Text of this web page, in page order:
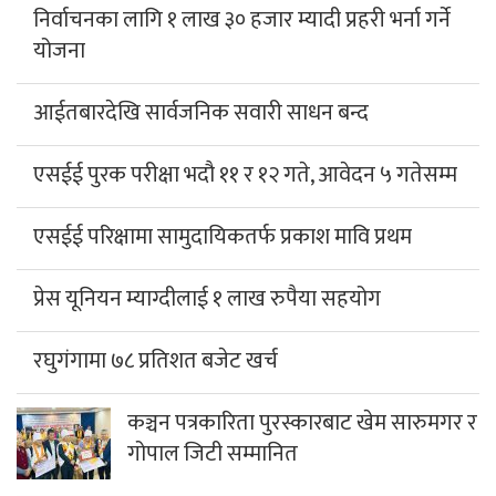
निर्वाचनका लागि १ लाख ३० हजार म्यादी प्रहरी भर्ना गर्ने
योजना
आईतबारदेखि सार्वजनिक सवारी साधन बन्द
एसईई पुरक परीक्षा भदौ ११ र १२ गते, आवेदन ५ गतेसम्म
एसईई परिक्षामा सामुदायिकतर्फ प्रकाश मावि प्रथम
प्रेस यूनियन म्याग्दीलाई १ लाख रुपैया सहयोग
रघुगंगामा ७८ प्रतिशत बजेट खर्च
कञ्चन पत्रकारिता पुरस्कारबाट खेम सारुमगर र
गोपाल जिटी सम्मानित